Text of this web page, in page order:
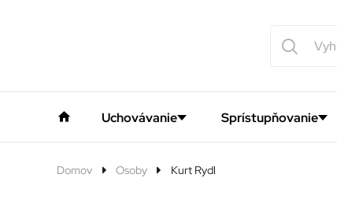
Uchovávanie Sprístupňovanie
Domov Osoby Kurt Rydl